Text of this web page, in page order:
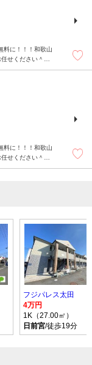
に！！！和歌山
せください＾＾
に！！！和歌山
せください＾＾
フジパレス太田
4万円
1K（27.00㎡）
日前宮/徒歩19分